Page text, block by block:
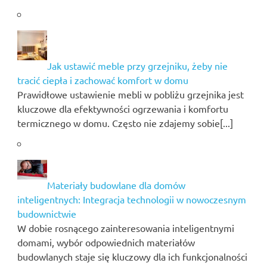
Jak ustawić meble przy grzejniku, żeby nie
tracić ciepła i zachować komfort w domu
Prawidłowe ustawienie mebli w pobliżu grzejnika jest
kluczowe dla efektywności ogrzewania i komfortu
termicznego w domu. Często nie zdajemy sobie[...]
Materiały budowlane dla domów
inteligentnych: Integracja technologii w nowoczesnym
budownictwie
W dobie rosnącego zainteresowania inteligentnymi
domami, wybór odpowiednich materiałów
budowlanych staje się kluczowy dla ich funkcjonalności